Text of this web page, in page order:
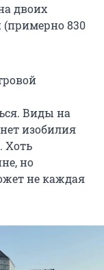
двоих
(примерно 830
Виды на
изобилия
Хоть
но
не каждая